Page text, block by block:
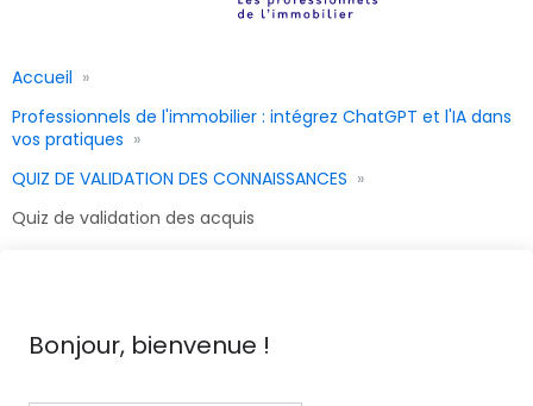
Accueil
Professionnels de l'immobilier : intégrez ChatGPT et l'IA dans
vos pratiques
QUIZ DE VALIDATION DES CONNAISSANCES
Quiz de validation des acquis
Bonjour, bienvenue !